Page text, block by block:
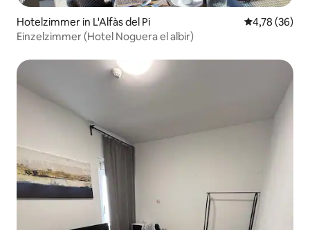
Hotelzimmer in L'Alfàs del Pi
4,78 (36)
Einzelzimmer (Hotel Noguera el albir)